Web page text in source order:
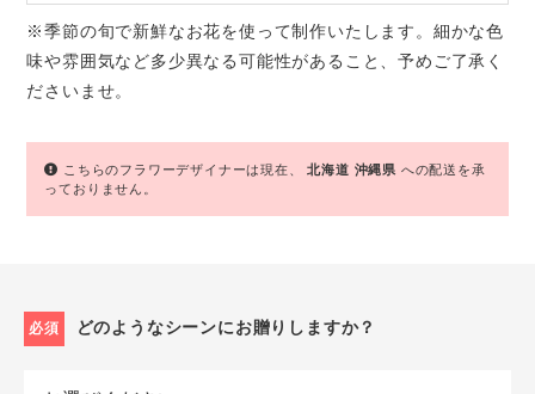
※季節の旬で新鮮なお花を使って制作いたします。細かな色
味や雰囲気など多少異なる可能性があること、予めご了承く
ださいませ。
こちらのフラワーデザイナーは現在、北海道 沖縄県 への配送を承
っておりません。
必須 どのようなシーンにお贈りしますか？